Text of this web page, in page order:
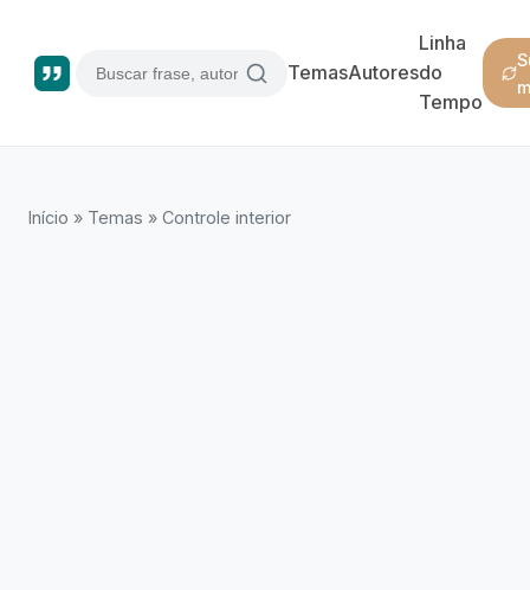
TemasAutores
Linha
do
Tempo
Início » Temas » Controle interior